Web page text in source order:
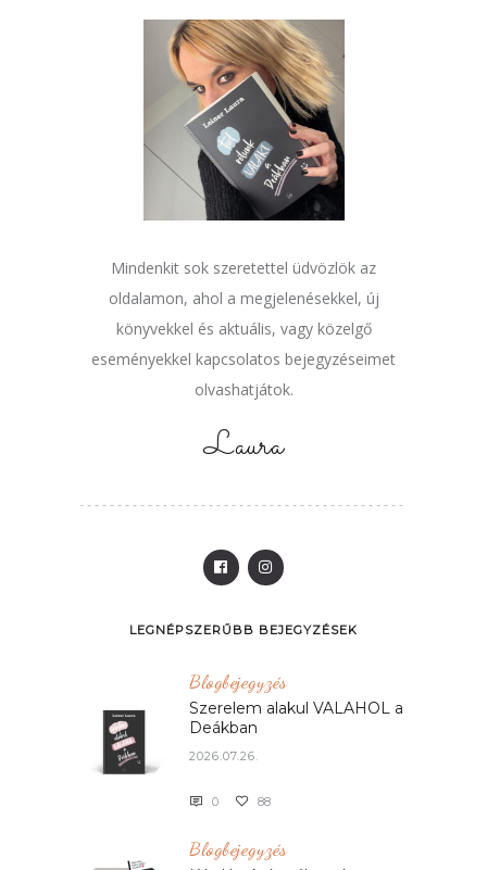
Mindenkit sok szeretettel üdvözlök az
oldalamon, ahol a megjelenésekkel, új
könyvekkel és aktuális, vagy közelgő
eseményekkel kapcsolatos bejegyzéseimet
olvashatjátok.
Laura
LEGNÉPSZERŰBB BEJEGYZÉSEK
Blogbejegyzés
Szerelem alakul VALAHOL a
Deákban
2026.07.26.
0 88
Blogbejegyzés